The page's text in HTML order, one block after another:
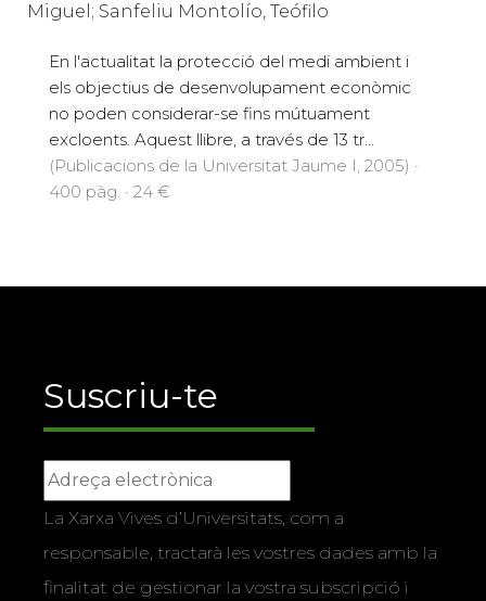
Miguel; Sanfeliu Montolío, Teófilo
En l'actualitat la protecció del medi ambient i
els objectius de desenvolupament econòmic
no poden considerar-se fins mútuament
excloents. Aquest llibre, a través de 13 tr...
(Publicacions de la Universitat Jaume I, 2005) ·
400 pàg. · 24 €
Suscriu-te
La Xarxa Vives d’Universitats, com a
responsable, tractarà les vostres dades amb la
finalitat de gestionar la vostra subscripció i